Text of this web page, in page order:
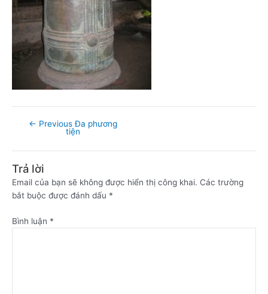
← Previous Đa phương
tiện
Trả lời
Email của bạn sẽ không được hiển thị công khai. Các trường
bắt buộc được đánh dấu *
Bình luận *